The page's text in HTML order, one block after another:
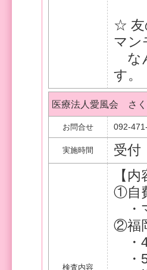
☆ 友
マン
な
す。
医療法人愛風会 さ
お問合せ 092-
実施時間 受
検査内容
【
①自
・
②福
・
・